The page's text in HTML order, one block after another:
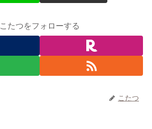
こたつをフォローする
こたつ